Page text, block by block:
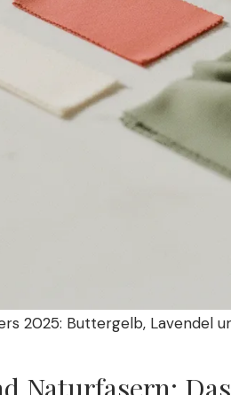
2025: Buttergelb, Lavendel
Naturfasern: